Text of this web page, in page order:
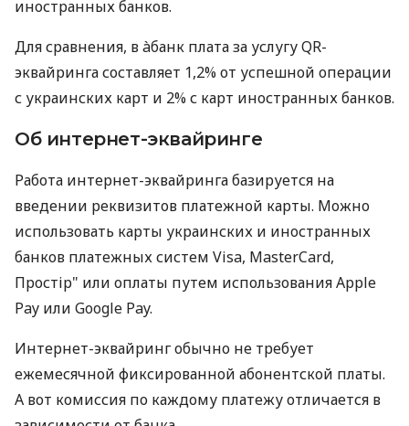
иностранных банков.
Для сравнения, в àбанк плата за услугу QR-
эквайринга составляет 1,2% от успешной операции
с украинских карт и 2% с карт иностранных банков.
Об интернет-эквайринге
Работа интернет-эквайринга базируется на
введении реквизитов платежной карты. Можно
использовать карты украинских и иностранных
банков платежных систем Visa, MasterCard,
Простір" или оплаты путем использования Apple
Pay или Google Pay.
Интернет-эквайринг обычно не требует
ежемесячной фиксированной абонентской платы.
А вот комиссия по каждому платежу отличается в